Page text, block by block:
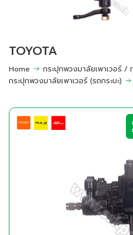
TOYOTA
Home
กระปุกพวงมาลัยเพาเวอร์ /
กระปุกพวงมาลัยเพาเวอร์ (รถกระบะ)